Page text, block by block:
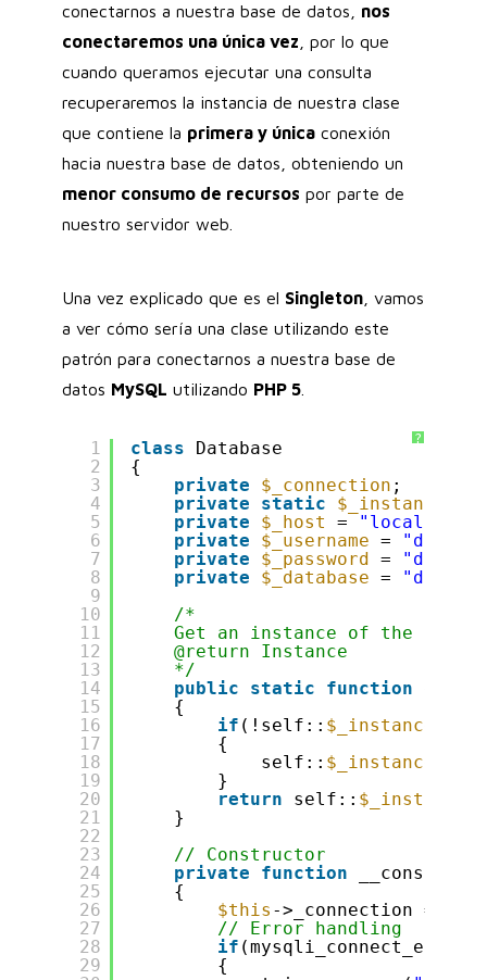
conectarnos a nuestra base de datos, nos
conectaremos una única vez , por lo que
cuando queramos ejecutar una consulta
recuperaremos la instancia de nuestra clase
que contiene la primera y única conexión
hacia nuestra base de datos, obteniendo un
menor consumo de recursos por parte de
nuestro servidor web.
Una vez explicado que es el Singleton , vamos
a ver cómo sería una clase utilizando este
patrón para conectarnos a nuestra base de
datos MySQL utilizando PHP 5
?
1
2
3
4
5
6
7
8
9
10
11
12
13
14
15
16
17
18
19
20
21
22
23
24
25
26
27
28
29
class
Database
{
private
$_connection ;
private
static $_instance
private
$_host = "localhost"
private
$_username =
private
$_password =
private
$_database =
/*
Get an instance of the
@return Instance
*/
public
static function
{
if (!self:: $_instance
{
self:: $_instance
}
return
self:: $_instance
}
// Constructor
private
function
{
$this ->_connection =
// Error handling
if
{